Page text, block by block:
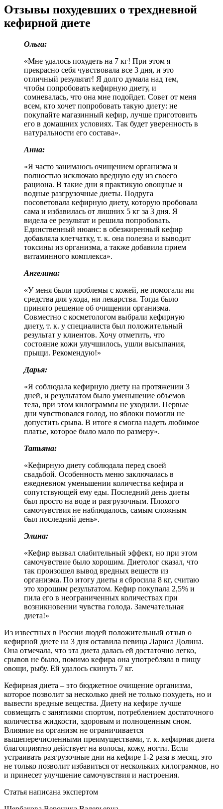
Отзывы похудевших о трехдневной
кефирной диете
Ольга:
«Мне удалось похудеть на 7 кг! При этом я
прекрасно себя чувствовала все 3 дня, и это
отличный результат! Я долго думала над тем,
чтобы попробовать кефирную диету, и
сомневалась, что она мне подойдет. Совет от меня
всем, кто хочет попробовать такую диету: не
покупайте магазинный кефир, лучше приготовить
его в домашних условиях. Так будет уверенность в
натуральности его состава».
Анна:
«Я часто занимаюсь очищением организма и
полностью исключаю вредную еду из своего
рациона. В такие дни я практикую овощные и
водные разгрузочные диеты. Подруга
посоветовала кефирную диету, которую пробовала
сама и избавилась от лишних 5 кг за 3 дня. Я
видела ее результат и решила попробовать.
Единственный нюанс: в обезжиренный кефир
добавляла клетчатку, т. к. она полезна и выводит
токсины из организма, а также добавила прием
витаминного комплекса».
Ангелина:
«У меня были проблемы с кожей, не помогали ни
средства для ухода, ни лекарства. Тогда было
принято решение об очищении организма.
Совместно с косметологом выбрали кефирную
диету, т. к. у специалиста был положительный
результат у клиентов. Хочу отметить, что
состояние кожи улучшилось, ушли высыпания,
прыщи. Рекомендую!»
Дарья:
«Я соблюдала кефирную диету на протяжении 3
дней, и результатом было уменьшение объемов
тела, при этом килограммы не уходили. Первые
дни чувствовался голод, но яблоки помогли не
допустить срыва. В итоге я смогла надеть любимое
платье, которое было мало по размеру».
Татьяна:
«Кефирную диету соблюдала перед своей
свадьбой. Особенность меню заключалась в
ежедневном уменьшении количества кефира и
сопутствующей ему еды. Последний день диеты
был просто на воде и разгрузочным. Плохого
самочувствия не наблюдалось, самым сложным
был последний день».
Элина:
«Кефир вызвал слабительный эффект, но при этом
самочувствие было хорошим. Диетолог сказал, что
так произошел вывод вредных веществ из
организма. По итогу диеты я сбросила 8 кг, считаю
это хорошим результатом. Кефир покупала 2,5% и
пила его в неограниченных количествах при
возникновении чувства голода. Замечательная
диета!»
Из известных в России людей положительный отзыв о
кефирной диете на 3 дня оставила певица Лариса Долина.
Она отмечала, что эта диета далась ей достаточно легко,
срывов не было, помимо кефира она употребляла в пищу
овощи, рыбу. Ей удалось скинуть 7 кг.
Кефирная диета – это бюджетное очищение организма,
которое позволит за несколько дней не только похудеть, но и
вывести вредные вещества. Диету на кефире лучше
совмещать с занятиями спортом, потреблением достаточного
количества жидкости, здоровым и полноценным сном.
Влияние на организм не ограничивается
вышеперечисленными преимуществами, т. к. кефирная диета
благоприятно действует на волосы, кожу, ногти. Если
устраивать разгрузочные дни на кефире 1-2 раза в месяц, это
не только позволит избавиться от нескольких килограммов, но
и принесет улучшение самочувствия и настроения.
Статья написана экспертом